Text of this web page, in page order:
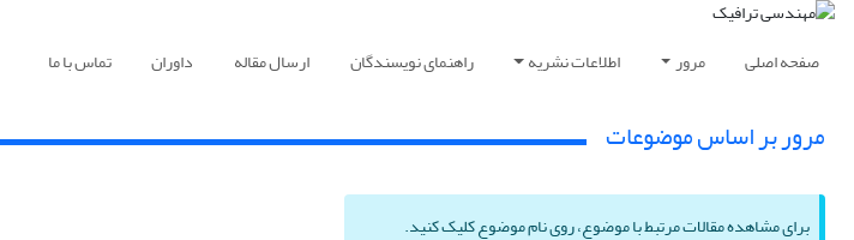
صفحه اصلی مرور اطلاعات نشریه راهنمای نویسندگان ارسال مقاله داوران تماس با ما
مرور بر اساس موضوعات
برای مشاهده مقالات مرتبط با موضوع، روی نام موضوع کلیک کنید.